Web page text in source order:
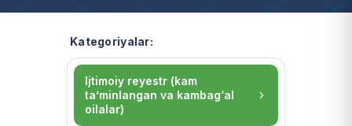
Kategoriyalar:
Ijtimoiy reyestr (kam
ta’minlangan va kambag‘al
oilalar)